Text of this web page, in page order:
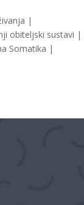
|
obiteljski sustavi |
Somatika |